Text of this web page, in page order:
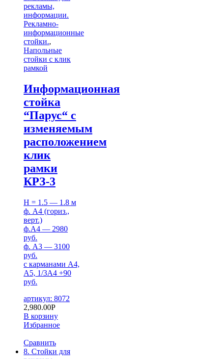
рекламы,
информации.
Рекламно-
информационные
стойки.,
Напольные
стойки с клик
рамкой
Информационная
стойка
“Парус“ с
изменяемым
расположением
клик
рамки
КРЗ-3
H = 1.5 — 1.8 м
ф. А4 (гориз.,
верт.)
ф.А4 — 2980
руб.
ф. А3 — 3100
руб.
с карманами А4,
А5, 1/3А4 +90
руб.
артикул: 8072
2,980.00Р
В корзину
Избранное
Сравнить
8. Стойки для